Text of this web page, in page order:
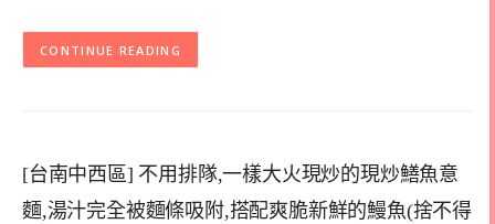
CONTINUE READING
[台南中西區] 不用排隊,一樣大火現炒的現炒鱔魚意
麵,湯汁完全被麵條吸附,搭配爽脆新鮮的鰻魚(捨不得